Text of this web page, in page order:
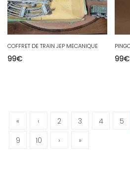
COFFRET DE TRAIN JEP MECANIQUE
99€
99€
« ‹ 2 3 4 5
9
10 › »